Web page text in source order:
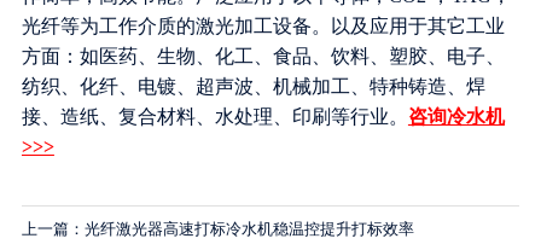
光纤等为工作介质的激光加工设备。以及应用于其它工业
方面：如医药、生物、化工、食品、饮料、塑胶、电子、
纺织、化纤、电镀、超声波、机械加工、特种铸造、焊
接、造纸、复合材料、水处理、印刷等行业。 咨询冷水机
>>>
上一篇：光纤激光器高速打标冷水机稳温控提升打标效率